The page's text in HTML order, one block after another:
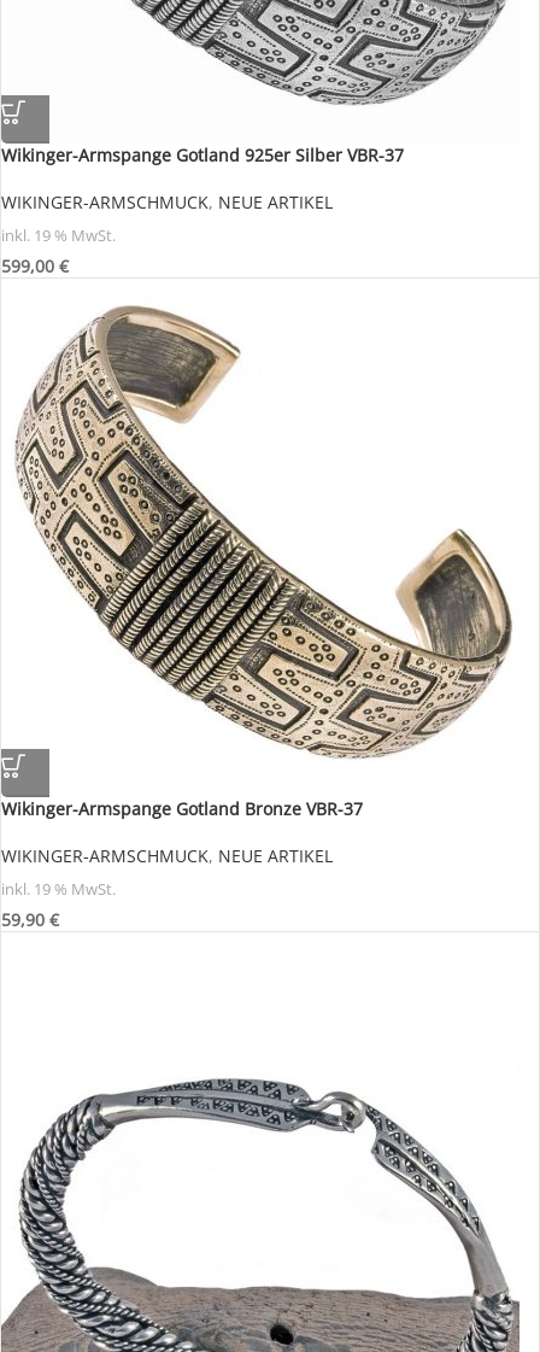
Wikinger-Armspange Gotland 925er Silber VBR-37
WIKINGER-ARMSCHMUCK, NEUE ARTIKEL
inkl. 19 % MwSt.
599,00 €
Wikinger-Armspange Gotland Bronze VBR-37
WIKINGER-ARMSCHMUCK, NEUE ARTIKEL
inkl. 19 % MwSt.
59,90 €